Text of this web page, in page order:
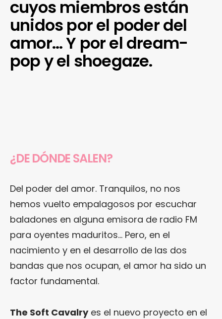
cuyos miembros están
unidos por el poder del
amor… Y por el dream-
pop y el shoegaze.
¿DE DÓNDE SALEN?
Del poder del amor. Tranquilos, no nos
hemos vuelto empalagosos por escuchar
baladones en alguna emisora de radio FM
para oyentes maduritos… Pero, en el
nacimiento y en el desarrollo de las dos
bandas que nos ocupan, el amor ha sido un
factor fundamental.
The Soft Cavalryes el nuevo proyecto en el